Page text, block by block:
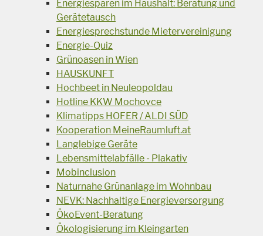
Energiesparen im Haushalt: Beratung und
Gerätetausch
Energiesprechstunde Mietervereinigung
Energie-Quiz
Grünoasen in Wien
HAUSKUNFT
Hochbeet in Neuleopoldau
Hotline KKW Mochovce
Klimatipps HOFER / ALDI SÜD
Kooperation MeineRaumluft.at
Langlebige Geräte
Lebensmittelabfälle - Plakativ
Mobinclusion
Naturnahe Grünanlage im Wohnbau
NEVK: Nachhaltige Energieversorgung
ÖkoEvent-Beratung
Ökologisierung im Kleingarten